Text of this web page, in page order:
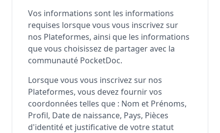
Vos informations sont les informations
requises lorsque vous vous inscrivez sur
nos Plateformes, ainsi que les informations
que vous choisissez de partager avec la
communauté PocketDoc.
Lorsque vous vous inscrivez sur nos
Plateformes, vous devez fournir vos
coordonnées telles que : Nom et Prénoms,
Profil, Date de naissance, Pays, Pièces
d'identité et justificative de votre statut